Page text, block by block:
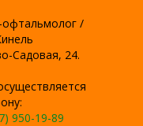
офтальмолог /
Садовая, 24.
950-19-89